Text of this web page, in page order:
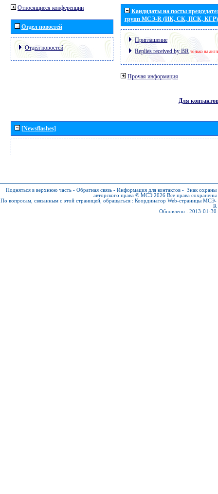
Относящиеся конференции
Отдел новостей
Отдел новостей
Кандидаты на посты
групп МСЭ-R (ИК, СК, ПСК, КГР)
Приглашение
Replies received by BR только на
Прочая информация
Для контактов
[Newsflashes]
Подняться в верхнюю часть - Обратная связь - Информация для контактов - Знак охраны
авторского права © МСЭ 2026 Все права сохранены
По вопросам, связанным с этой страницей, обращаться : Координатор Web-страницы МСЭ-
R
Обновлено : 2013-01-30